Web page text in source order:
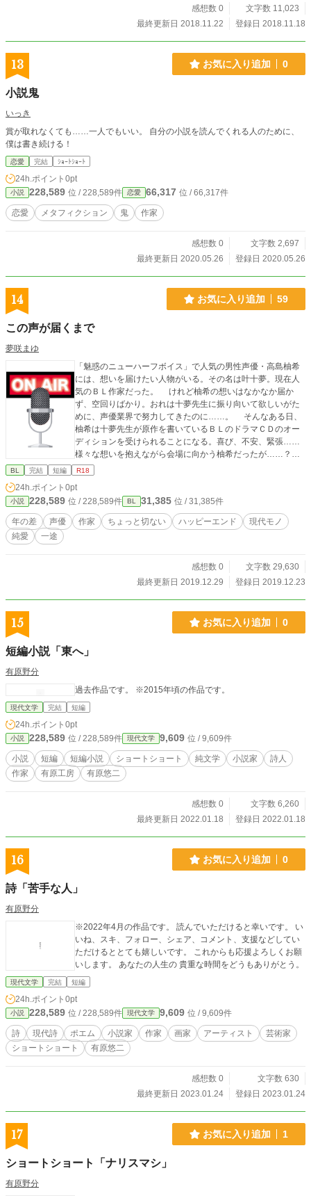
感想数 0
文字数 11,023
最終更新日 2018.11.22
登録日 2018.11.18
13 お気に入り追加 0
小説鬼
いっき
賞が取れなくても……一人でもいい。 自分の小説を読んでくれる人のために、
僕は書き続ける！
恋愛 完結 ｼｮｰﾄｼｮｰﾄ
24h.ポイント 0pt
小説 228,589 位 / 228,589件 恋愛 66,317 位 / 66,317件
恋愛 メタフィクション 鬼 作家
感想数 0
文字数 2,697
最終更新日 2020.05.26
登録日 2020.05.26
14 お気に入り追加 59
この声が届くまで
夢咲まゆ
「魅惑のニューハーフボイス」で人気の男性声優・高島柚希
には、想いを届けたい人物がいる。その名は叶十夢。現在人
気のＢＬ作家だった。 けれど柚希の想いはなかなか届か
ず、空回りばかり。おれは十夢先生に振り向いて欲しいがた
めに、声優業界で努力してきたのに……。 そんなある日、
柚希は十夢先生が原作を書いているＢＬのドラマＣＤのオー
ディションを受けられることになる。喜び、不安、緊張……
様々な想いを抱えながら会場に向かう柚希だったが……？？
※性描写が含まれる回には「*」をつけています。
BL 完結 短編 R18
24h.ポイント 0pt
小説 228,589 位 / 228,589件 BL 31,385 位 / 31,385件
年の差 声優 作家 ちょっと切ない ハッピーエンド
現代モノ
純愛
一途
感想数 0
文字数 29,630
最終更新日 2019.12.29
登録日 2019.12.23
15 お気に入り追加 0
短編小説「東へ」
有原野分
過去作品です。 ※2015年頃の作品です。
現代文学 完結 短編
24h.ポイント 0pt
小説 228,589 位 / 228,589件 現代文学 9,609 位 / 9,609件
小説 短編 短編小説 ショートショート 純文学 小説家
詩人
作家
有原工房 有原悠二
感想数 0
文字数 6,260
最終更新日 2022.01.18
登録日 2022.01.18
16 お気に入り追加 0
詩「苦手な人」
有原野分
※2022年4月の作品です。 読んでいただけると幸いです。 い
いね、スキ、フォロー、シェア、コメント、支援などしてい
ただけるととても嬉しいです。 これからも応援よろしくお願
いします。 あなたの人生の 貴重な時間をどうもありがとう。
現代文学 完結 短編
24h.ポイント 0pt
小説 228,589 位 / 228,589件 現代文学 9,609 位 / 9,609件
詩 現代詩 ポエム 小説家 作家 画家 アーティスト
芸術家
ショートショート
有原悠二
感想数 0
文字数 630
最終更新日 2023.01.24
登録日 2023.01.24
17 お気に入り追加 1
ショートショート「ナリスマシ」
有原野分